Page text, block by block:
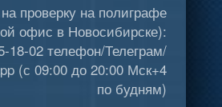
проверку на полиграфе
офис в Новосибирске):
18-02 телефон/Телеграм/
(с 09:00 до 20:00 Мск+4
по будням)